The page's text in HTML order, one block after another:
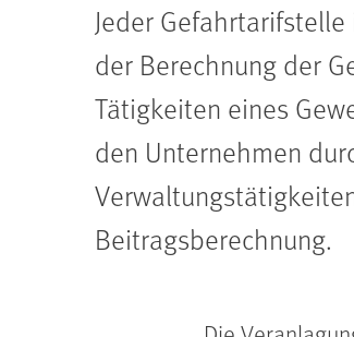
Jeder
der Berechnung der
Tätigkeiten eines
den Unternehmen
Beitragsberechnung.